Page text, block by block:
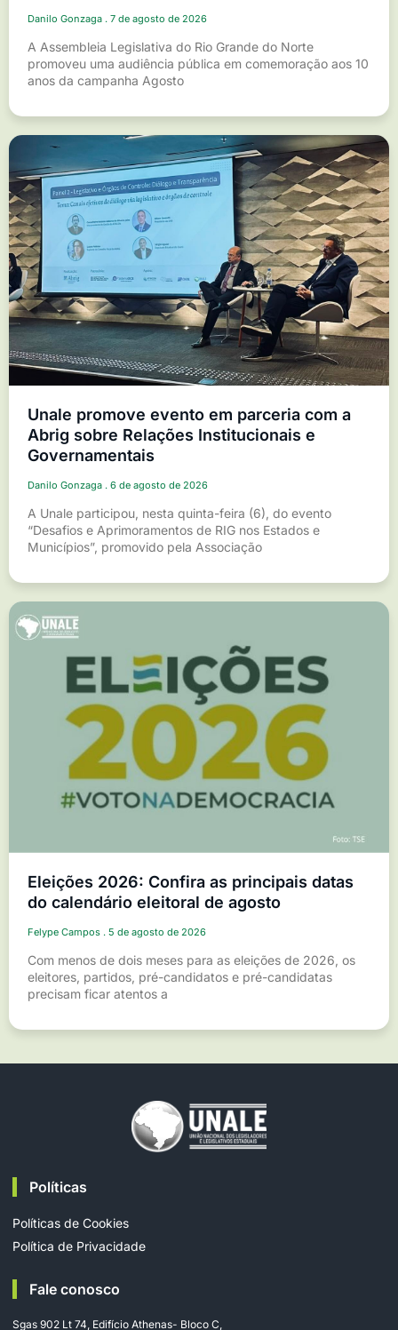
Danilo Gonzaga 7 de agosto de 2026
A Assembleia Legislativa do Rio Grande do Norte
promoveu uma audiência pública em comemoração aos 10
anos da campanha Agosto
Unale promove evento em parceria com a
Abrig sobre Relações Institucionais e
Governamentais
Danilo Gonzaga 6 de agosto de 2026
A Unale participou, nesta quinta-feira (6), do evento
“Desafios e Aprimoramentos de RIG nos Estados e
Municípios”, promovido pela Associação
Eleições 2026: Confira as principais datas
do calendário eleitoral de agosto
Felype Campos 5 de agosto de 2026
Com menos de dois meses para as eleições de 2026, os
eleitores, partidos, pré-candidatos e pré-candidatas
precisam ficar atentos a
Políticas
Políticas de Cookies
Política de Privacidade
Fale conosco
Sgas 902 Lt 74, Edifício Athenas- Bloco C,